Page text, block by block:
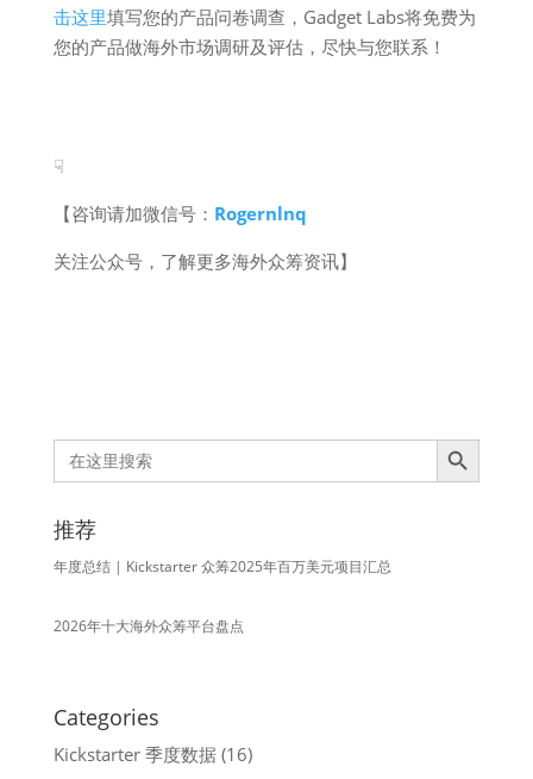
击这里填写您的产品问卷调查，Gadget Labs将免费为
您的产品做海外市场调研及评估，尽快与您联系！
☟
【咨询请加微信号： Rogernlnq
关注公众号，了解更多海外众筹资讯】
Search
for:
Search Button
推荐
年度总结 | Kickstarter 众筹2025年百万美元项目汇总
2026年十大海外众筹平台盘点
Categories
Kickstarter 季度数据(16)